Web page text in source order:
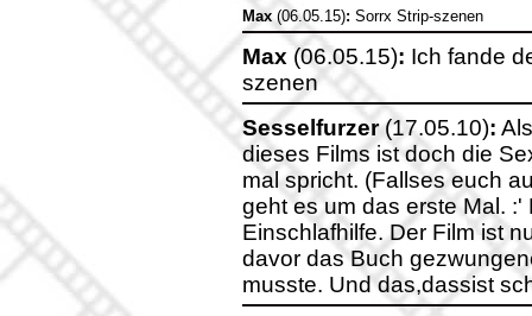
Max (06.05.15): Sorrx Strip-szenen
Max (06.05.15): Ich fande
szenen
Sesselfurzer(17.05.10):
dieses Films ist doch die
mal spricht. (Fallses euch
geht es um das erste Mal.
Einschlafhilfe. Der Film ist
davor das Buch
musste. Und das,dassist